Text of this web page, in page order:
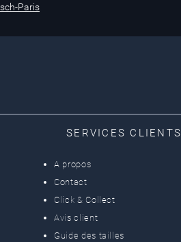
Paris
SERVICES CLIENTS
A propos
Contact
Click & Collect
Avis client
Guide des tailles